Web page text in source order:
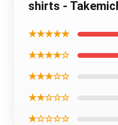
shirts -
★★★★★
★★★★☆
★★★☆☆
★★☆☆☆
★☆☆☆☆